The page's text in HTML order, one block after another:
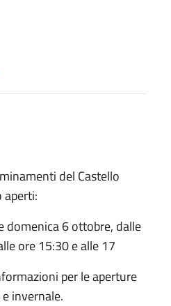
del Castello
aperti:
domenica 6 ottobre, dalle
ore 15:30 e alle 17
per le aperture
invernale.